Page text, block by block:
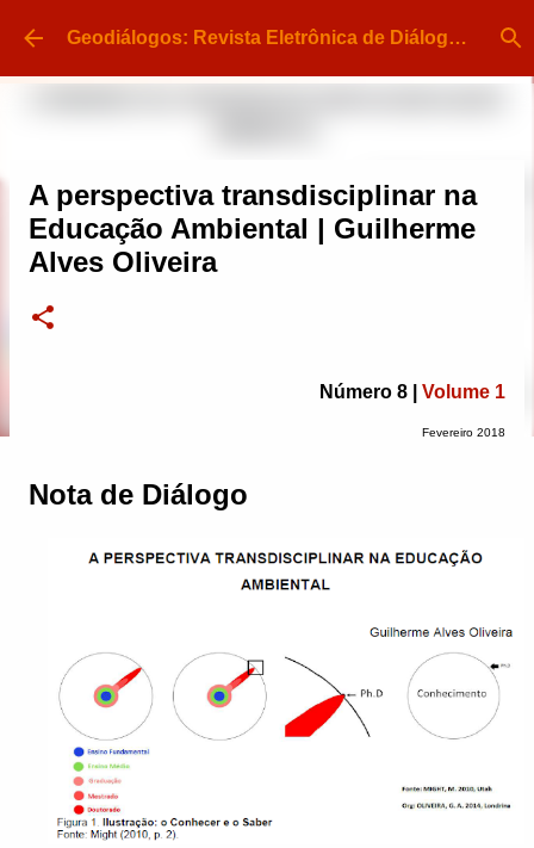
Pular para o conteúdo principal Geodiálogos: Revista Eletrônica de Diálogo e Divulgação em Geografia | ISSN 2448-413X
A perspectiva transdisciplinar na
Educação Ambiental | Guilherme
Alves Oliveira
Número 8 | Volume 1
Fevereiro 2018
Nota de Diálogo